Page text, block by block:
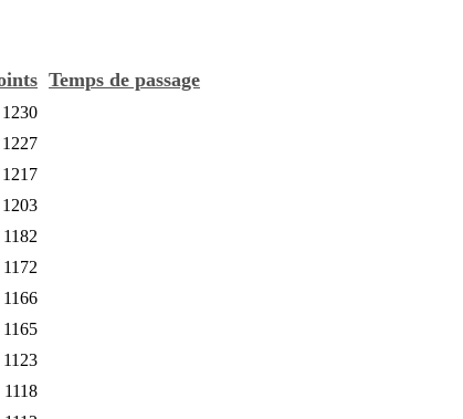
Temps de passage
1230
1227
1217
1203
1182
1172
1166
1165
1123
1118